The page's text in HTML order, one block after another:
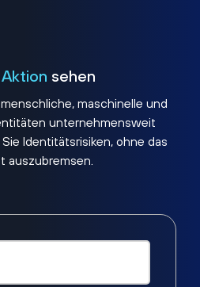
Aktion sehen
maschinelle und
unternehmensweit
Identitätsrisiken, ohne das
auszubremsen.